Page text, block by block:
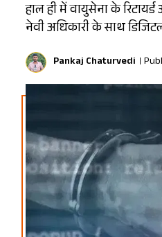
हाल ही में वायुसेना के
नेवी अधिकारी के साथ
Pankaj Chaturvedi